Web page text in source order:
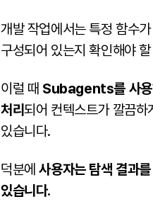
개발 작업에서는 특정 함수
구성되어 있는지 확인해야
이럴 때 Subagents를 사용
처리되어 컨텍스트가 깔끔
있습니다.
덕분에사용자는 탐색 결과
있습니다.